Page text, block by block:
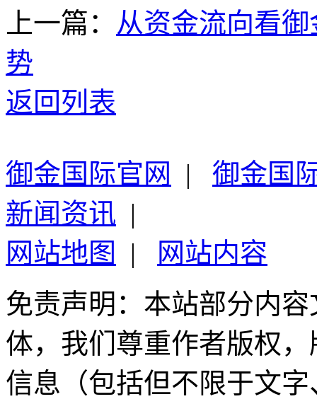
上一篇： 从资金流向看
势
返回列表
御金国际官网 | 御金国
新闻资讯 |
网站地图
|
网站内容
免责声明：本站部分内
体，我们尊重作者版权
信息（包括但不限于文